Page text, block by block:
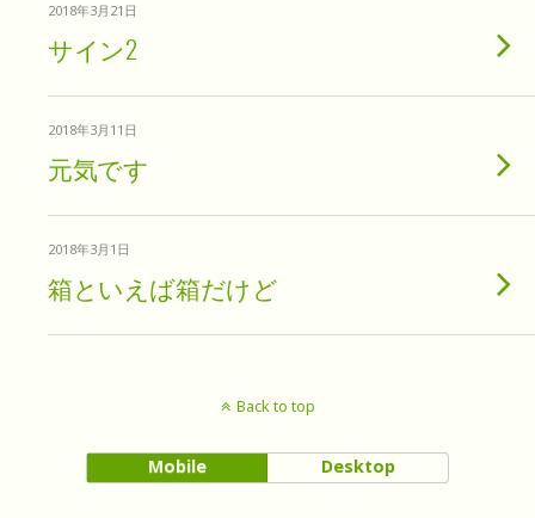
2018年3月21日
サイン2
2018年3月11日
元気です
2018年3月1日
箱といえば箱だけど
Back to top
Mobile Desktop